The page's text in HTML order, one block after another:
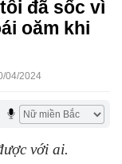
đã sốc vì
oăm khi
04/2024
với ai.